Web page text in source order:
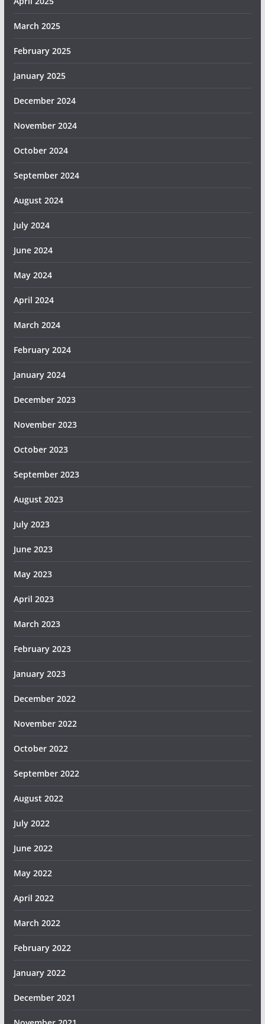
March 2025
February 2025
January 2025
December 2024
November 2024
October 2024
September 2024
August 2024
July 2024
June 2024
May 2024
April 2024
March 2024
February 2024
January 2024
December 2023
November 2023
October 2023
September 2023
August 2023
July 2023
June 2023
May 2023
April 2023
March 2023
February 2023
January 2023
December 2022
November 2022
October 2022
September 2022
August 2022
July 2022
June 2022
May 2022
April 2022
March 2022
February 2022
January 2022
December 2021